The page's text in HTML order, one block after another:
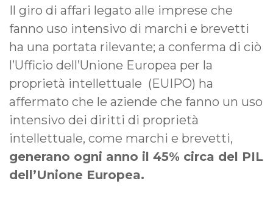
Il giro di affari legato alle imprese che
fanno uso intensivo di marchi e brevetti
ha una portata rilevante; a conferma di ciò
l’Ufficio dell’Unione Europea per la
proprietà intellettuale (EUIPO) ha
affermato che le aziende che fanno un uso
intensivo dei diritti di proprietà
intellettuale, come marchi e brevetti,
generano ogni anno il 45% circa del PIL
dell’Unione Europea.